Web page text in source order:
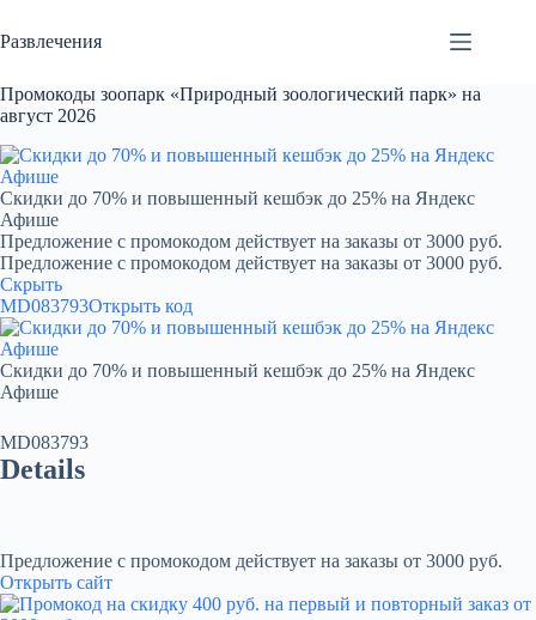
к
сути
Развлечения
Промокоды зоопарк «Природный зоологический парк» на
август 2026
Скидки до 70% и повышенный кешбэк до 25% на Яндекс
Афише
Предложение с промокодом действует на заказы от 3000 руб.
Предложение с промокодом действует на заказы от 3000 руб.
Скрыть
MD083793Открыть код
Скидки до 70% и повышенный кешбэк до 25% на Яндекс
Афише
MD083793
Details
Предложение с промокодом действует на заказы от 3000 руб.
Открыть сайт